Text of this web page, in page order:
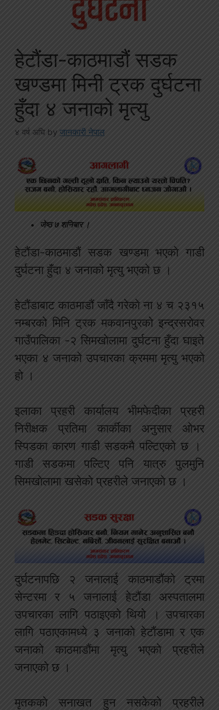
हेटाैंडा-काठमाडौं सडक
खण्डमा मिनी ट्रक दुर्घटना
हुँदा ४ जनाको मृत्यु
४ वर्ष अघि by जानकारी नेपाल
जेष्ठ ७ शनिबार ।
हेटाैंडा-काठमाडौं सडक खण्डमा भएकाे गाडी
दुर्घटना हुँदा ४ जनाको मृत्यु भएको छ ।
हेटाैंडाबाट काठमाडौं जाँदै गरेकाे ना ४ च २३१५
नम्बरको मिनि ट्रक मकवानपुरको इन्द्रसराेवर
गाउँपालिका -२ सिमखाेलामा दुर्घटना हुँदा घाइते
भएका ४ जनाको उपचारका क्रममा मृत्यु भएको
हो ।
इलाका प्रहरी कार्यालय भीमफेदीका प्रहरी
निरीक्षक प्रतिमा कार्कीका अनुसार ओभर
स्पिडका कारण गाडी सडकमै पल्टिएको छ ।
गाडी सडकमा पल्टिए पनि यात्रु पुलमुनि
सिमखाेलामा खसेकाे प्रहरीले जनाएकाे छ ।
दुर्घटनापछि २ जनालाई काठमाडौंको ट्रमा
सेन्टरमा र ५ जनालाई हेटाैंडा अस्पतालमा
उपचारका लागि पठाइएको थियो । उपचारका
लागि पठाएकामध्ये ३ जनाकाे हेटाैंडामा र एक
जनाको काठमाडौंमा मृत्यु भएकाे प्रहरीले
जनाएको छ ।
मृतककाे सनाखत हुन नसकेकाे प्रहरीले